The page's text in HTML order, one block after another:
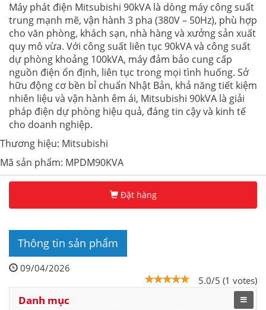
Máy phát điện Mitsubishi 90kVA là dòng máy công suất
trung mạnh mẽ, vận hành 3 pha (380V – 50Hz), phù hợp
cho văn phòng, khách sạn, nhà hàng và xưởng sản xuất
quy mô vừa. Với công suất liên tục 90kVA và công suất
dự phòng khoảng 100kVA, máy đảm bảo cung cấp
nguồn điện ổn định, liên tục trong mọi tình huống. Sở
hữu động cơ bền bỉ chuẩn Nhật Bản, khả năng tiết kiệm
nhiên liệu và vận hành êm ái, Mitsubishi 90kVA là giải
pháp điện dự phòng hiệu quả, đáng tin cậy và kinh tế
cho doanh nghiệp.
Thương hiệu: Mitsubishi
Mã sản phẩm: MPDM90KVA
Đặt hàng
Thông tin sản phẩm
09/04/2026
5.0/5 (1 votes)
Danh mục